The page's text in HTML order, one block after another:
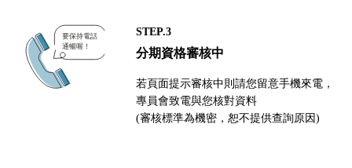
STEP.3
分期資格審核中
若頁面提示審核中則請您留意手機來電，
專員會致電與您核對資料
(審核標準為機密，恕不提供查詢原因)